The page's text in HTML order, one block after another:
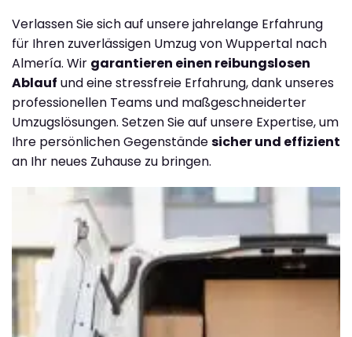
Verlassen Sie sich auf unsere jahrelange Erfahrung
für Ihren zuverlässigen Umzug von Wuppertal nach
Almería. Wir garantieren einen reibungslosen
Ablauf und eine stressfreie Erfahrung, dank unseres
professionellen Teams und maßgeschneiderter
Umzugslösungen. Setzen Sie auf unsere Expertise, um
Ihre persönlichen Gegenständesicher und effizient
an Ihr neues Zuhause zu bringen.